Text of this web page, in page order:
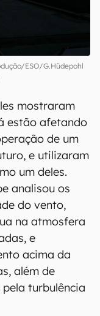
ESO/G.Hüdepohl
mostraram
estão afetando
de um
e utilizaram
um deles.
analisou os
do vento,
na atmosfera
e
acima da
além de
turbulência